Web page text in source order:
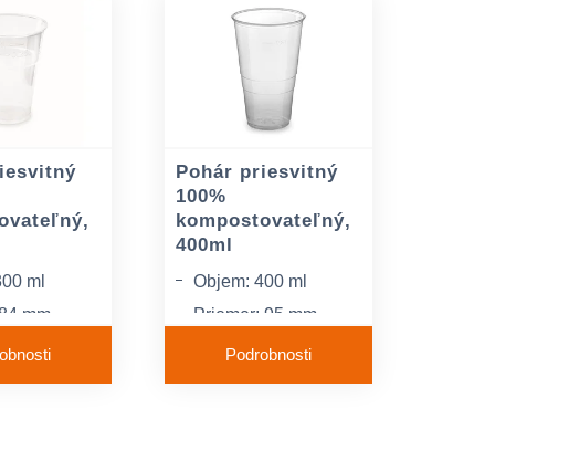
ml
mm
plast
Pohár priesvitný
100%
kompostovateľný,
400ml
Objem: 400 ml
Priemer: 95 mm
Materiál: BIO plast
Podrobnosti